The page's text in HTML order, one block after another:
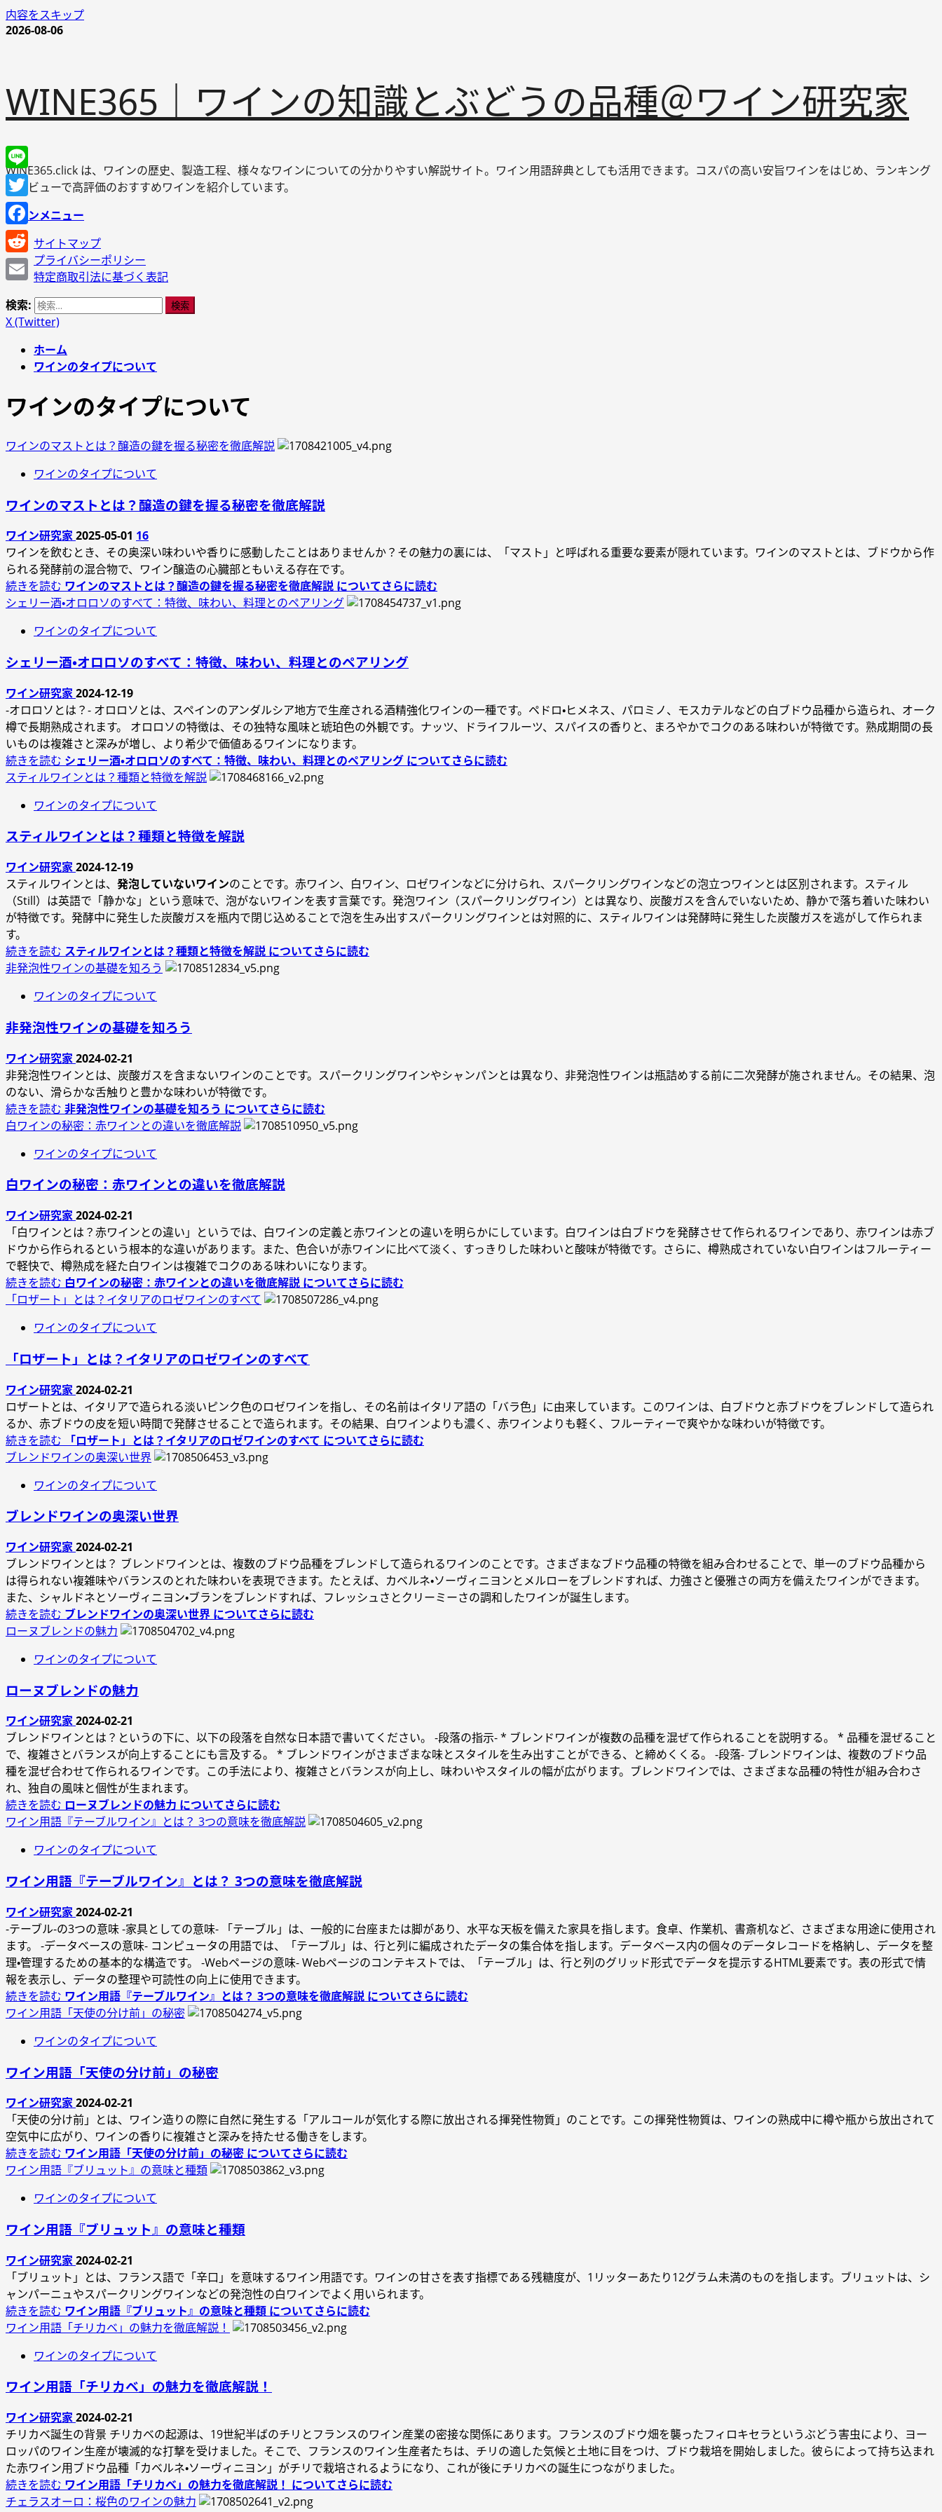
内容をスキップ
2026-08-06
WINE365｜ワインの知識とぶどうの品種＠ワイン研究家
WINE365.click は、ワインの歴史、製造工程、様々なワインについての分かりやすい解説サイト。ワイン用語辞典としても活用できます。コスパの高い安旨ワインをはじめ、ランキング
やレビューで高評価のおすすめワインを紹介しています。
メインメニュー
サイトマップ
プライバシーポリシー
特定商取引法に基づく表記
検索:
X (Twitter)
ホーム
ワインのタイプについて
ワインのタイプについて
ワインのマストとは？醸造の鍵を握る秘密を徹底解説
ワインのタイプについて
ワインのマストとは？醸造の鍵を握る秘密を徹底解説
ワイン研究家2025-05-01 16
ワインを飲むとき、その奥深い味わいや香りに感動したことはありませんか？その魅力の裏には、「マスト」と呼ばれる重要な要素が隠れています。ワインのマストとは、ブドウから作
られる発酵前の混合物で、ワイン醸造の心臓部ともいえる存在です。
続きを読む ワインのマストとは？醸造の鍵を握る秘密を徹底解説 についてさらに読む
シェリー酒・オロロソのすべて：特徴、味わい、料理とのペアリング
ワインのタイプについて
シェリー酒・オロロソのすべて：特徴、味わい、料理とのペアリング
ワイン研究家2024-12-19
-オロロソとは？- オロロソとは、スペインのアンダルシア地方で生産される酒精強化ワインの一種です。ペドロ・ヒメネス、パロミノ、モスカテルなどの白ブドウ品種から造られ、オーク
樽で長期熟成されます。 オロロソの特徴は、その独特な風味と琥珀色の外観です。ナッツ、ドライフルーツ、スパイスの香りと、まろやかでコクのある味わいが特徴です。熟成期間の長
いものは複雑さと深みが増し、より希少で価値あるワインになります。
続きを読む シェリー酒・オロロソのすべて：特徴、味わい、料理とのペアリング についてさらに読む
スティルワインとは？種類と特徴を解説
ワインのタイプについて
スティルワインとは？種類と特徴を解説
ワイン研究家2024-12-19
スティルワインとは、 発泡していないワインのことです。赤ワイン、白ワイン、ロゼワインなどに分けられ、スパークリングワインなどの泡立つワインとは区別されます。スティル
（Still）は英語で「静かな」という意味で、泡がないワインを表す言葉です。発泡ワイン（スパークリングワイン）とは異なり、炭酸ガスを含んでいないため、静かで落ち着いた味わい
が特徴です。発酵中に発生した炭酸ガスを瓶内で閉じ込めることで泡を生み出すスパークリングワインとは対照的に、スティルワインは発酵時に発生した炭酸ガスを逃がして作られま
す。
続きを読む スティルワインとは？種類と特徴を解説 についてさらに読む
非発泡性ワインの基礎を知ろう
ワインのタイプについて
非発泡性ワインの基礎を知ろう
ワイン研究家2024-02-21
非発泡性ワインとは、炭酸ガスを含まないワインのことです。スパークリングワインやシャンパンとは異なり、非発泡性ワインは瓶詰めする前に二次発酵が施されません。その結果、泡
のない、滑らかな舌触りと豊かな味わいが特徴です。
続きを読む 非発泡性ワインの基礎を知ろう についてさらに読む
白ワインの秘密：赤ワインとの違いを徹底解説
ワインのタイプについて
白ワインの秘密：赤ワインとの違いを徹底解説
ワイン研究家2024-02-21
「白ワインとは？赤ワインとの違い」というでは、白ワインの定義と赤ワインとの違いを明らかにしています。白ワインは白ブドウを発酵させて作られるワインであり、赤ワインは赤ブ
ドウから作られるという根本的な違いがあります。また、色合いが赤ワインに比べて淡く、すっきりした味わいと酸味が特徴です。さらに、樽熟成されていない白ワインはフルーティー
で軽快で、樽熟成を経た白ワインは複雑でコクのある味わいになります。
続きを読む 白ワインの秘密：赤ワインとの違いを徹底解説 についてさらに読む
「ロザート」とは？イタリアのロゼワインのすべて
ワインのタイプについて
「ロザート」とは？イタリアのロゼワインのすべて
ワイン研究家2024-02-21
ロザートとは、イタリアで造られる淡いピンク色のロゼワインを指し、その名前はイタリア語の「バラ色」に由来しています。このワインは、白ブドウと赤ブドウをブレンドして造られ
るか、赤ブドウの皮を短い時間で発酵させることで造られます。その結果、白ワインよりも濃く、赤ワインよりも軽く、フルーティーで爽やかな味わいが特徴です。
続きを読む
「ロザート」とは？イタリアのロゼワインのすべて についてさらに読む
ブレンドワインの奥深い世界
ワインのタイプについて
ブレンドワインの奥深い世界
ワイン研究家2024-02-21
ブレンドワインとは？ ブレンドワインとは、複数のブドウ品種をブレンドして造られるワインのことです。さまざまなブドウ品種の特徴を組み合わせることで、単一のブドウ品種から
は得られない複雑味やバランスのとれた味わいを表現できます。たとえば、カベルネ・ソーヴィニヨンとメルローをブレンドすれば、力強さと優雅さの両方を備えたワインができます。
また、シャルドネとソーヴィニヨン・ブランをブレンドすれば、フレッシュさとクリーミーさの調和したワインが誕生します。
続きを読む ブレンドワインの奥深い世界 についてさらに読む
ローヌブレンドの魅力
ワインのタイプについて
ローヌブレンドの魅力
ワイン研究家2024-02-21
ブレンドワインとは？というの下に、以下の段落を自然な日本語で書いてください。 -段落の指示- * ブレンドワインが複数の品種を混ぜて作られることを説明する。 * 品種を混ぜること
で、複雑さとバランスが向上することにも言及する。 * ブレンドワインがさまざまな味とスタイルを生み出すことができる、と締めくくる。 -段落- ブレンドワインは、複数のブドウ品
種を混ぜ合わせて作られるワインです。この手法により、複雑さとバランスが向上し、味わいやスタイルの幅が広がります。ブレンドワインでは、さまざまな品種の特性が組み合わさ
れ、独自の風味と個性が生まれます。
続きを読む ローヌブレンドの魅力 についてさらに読む
ワイン用語『テーブルワイン』とは？ 3つの意味を徹底解説
ワインのタイプについて
ワイン用語『テーブルワイン』とは？ 3つの意味を徹底解説
ワイン研究家2024-02-21
-テーブル-の3つの意味 -家具としての意味- 「テーブル」は、一般的に台座または脚があり、水平な天板を備えた家具を指します。食卓、作業机、書斎机など、さまざまな用途に使用され
ます。 -データベースの意味- コンピュータの用語では、「テーブル」は、行と列に編成されたデータの集合体を指します。データベース内の個々のデータレコードを格納し、データを整
理・管理するための基本的な構造です。 -Webページの意味- Webページのコンテキストでは、「テーブル」は、行と列のグリッド形式でデータを提示するHTML要素です。表の形式で情
報を表示し、データの整理や可読性の向上に使用できます。
続きを読む ワイン用語『テーブルワイン』とは？ 3つの意味を徹底解説 についてさらに読む
ワイン用語「天使の分け前」の秘密
ワインのタイプについて
ワイン用語「天使の分け前」の秘密
ワイン研究家2024-02-21
「天使の分け前」とは、ワイン造りの際に自然に発生する「アルコールが気化する際に放出される揮発性物質」のことです。この揮発性物質は、ワインの熟成中に樽や瓶から放出されて
空気中に広がり、ワインの香りに複雑さと深みを持たせる働きをします。
続きを読む ワイン用語「天使の分け前」の秘密 についてさらに読む
ワイン用語『ブリュット』の意味と種類
ワインのタイプについて
ワイン用語『ブリュット』の意味と種類
ワイン研究家2024-02-21
「ブリュット」とは、フランス語で「辛口」を意味するワイン用語です。ワインの甘さを表す指標である残糖度が、1リッターあたり12グラム未満のものを指します。ブリュットは、シ
ャンパーニュやスパークリングワインなどの発泡性の白ワインでよく用いられます。
続きを読む ワイン用語『ブリュット』の意味と種類 についてさらに読む
ワイン用語「チリカベ」の魅力を徹底解説！
ワインのタイプについて
ワイン用語「チリカベ」の魅力を徹底解説！
ワイン研究家2024-02-21
チリカベ誕生の背景 チリカベの起源は、19世紀半ばのチリとフランスのワイン産業の密接な関係にあります。フランスのブドウ畑を襲ったフィロキセラというぶどう害虫により、ヨー
ロッパのワイン生産が壊滅的な打撃を受けました。そこで、フランスのワイン生産者たちは、チリの適した気候と土地に目をつけ、ブドウ栽培を開始しました。彼らによって持ち込まれ
た赤ワイン用ブドウ品種「カベルネ・ソーヴィニヨン」がチリで栽培されるようになり、これが後にチリカベの誕生につながりました。
続きを読む ワイン用語「チリカベ」の魅力を徹底解説！ についてさらに読む
チェラスオーロ：桜色のワインの魅力
Line
Twitter
Facebook
Reddit